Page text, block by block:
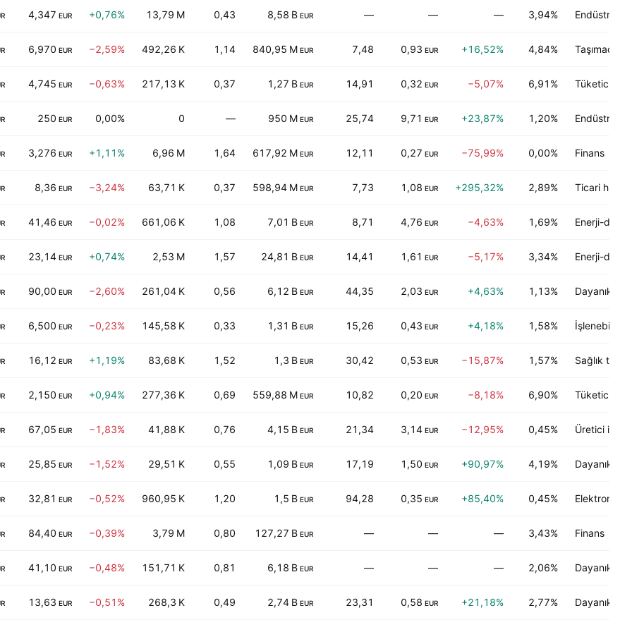
4,347 EUR +0,76% 13,79 M 0,43 8,58 B EUR — — — 3,94% Endüstriyel
6,970 EUR −2,59% 492,26 K 1,14 840,95 M EUR 7,48 0,93 EUR +16,52% 4,84% Taşımacılık
4,745 EUR −0,63% 217,13 K 0,37 1,27 B EUR 14,91 0,32 EUR −5,07% 6,91% Tüketici
250 EUR 0,00% 0 — 950 M EUR 25,74 9,71 EUR +23,87% 1,20% Endüstriyel
3,276 EUR +1,11% 6,96 M 1,64 617,92 M EUR 12,11 0,27 EUR −75,99% 0,00% Finans
8,36 EUR −3,24% 63,71 K 0,37 598,94 M EUR 7,73 1,08 EUR +295,32% 2,89% Ticari
41,46 EUR −0,02% 661,06 K 1,08 7,01 B EUR 8,71 4,76 EUR −4,63% 1,69% Enerji-dışı
23,14 EUR +0,74% 2,53 M 1,57 24,81 B EUR 14,41 1,61 EUR −5,17% 3,34% Enerji-dışı
90,00 EUR −2,60% 261,04 K 0,56 6,12 B EUR 44,35 2,03 EUR +4,63% 1,13% Dayanıklı
6,500 EUR −0,23% 145,58 K 0,33 1,31 B EUR 15,26 0,43 EUR +4,18% 1,58% İşlenebilen
16,12 EUR +1,19% 83,68 K 1,52 1,3 B EUR 30,42 0,53 EUR −15,87% 1,57% Sağlık
2,150 EUR +0,94% 277,36 K 0,69 559,88 M EUR 10,82 0,20 EUR −8,18% 6,90% Tüketici
67,05 EUR −1,83% 41,88 K 0,76 4,15 B EUR 21,34 3,14 EUR −12,95% 0,45% Üretici
25,85 EUR −1,52% 29,51 K 0,55 1,09 B EUR 17,19 1,50 EUR +90,97% 4,19% Dayanıklı
32,81 EUR −0,52% 960,95 K 1,20 1,5 B EUR 94,28 0,35 EUR +85,40% 0,45% Elektronik
84,40 EUR −0,39% 3,79 M 0,80 127,27 B EUR — — — 3,43% Finans
41,10 EUR −0,48% 151,71 K 0,81 6,18 B EUR — — — 2,06% Dayanıklı
13,63 EUR −0,51% 268,3 K 0,49 2,74 B EUR 23,31 0,58 EUR +21,18% 2,77% Dayanıklı